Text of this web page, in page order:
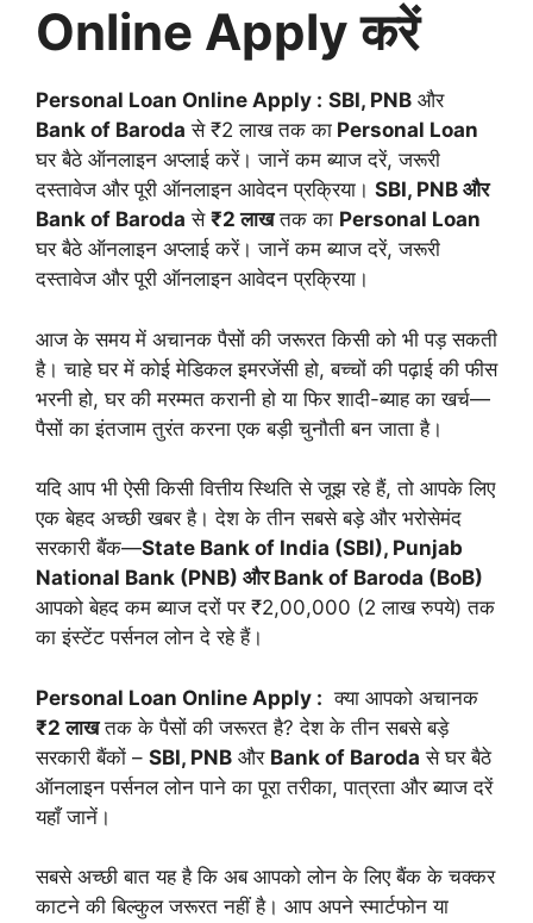
Online Apply करें
Personal Loan Online Apply : SBI, PNB और
Bank of Baroda से ₹2 लाख तक का Personal Loan
घर बैठे ऑनलाइन अप्लाई करें। जानें कम ब्याज दरें, जरूरी
दस्तावेज और पूरी ऑनलाइन आवेदन प्रक्रिया। SBI, PNB और
Bank of Baroda से ₹2 लाखतक का Personal Loan
घर बैठे ऑनलाइन अप्लाई करें। जानें कम ब्याज दरें, जरूरी
दस्तावेज और पूरी ऑनलाइन आवेदन प्रक्रिया।
आज के समय में अचानक पैसों की जरूरत किसी को भी पड़ सकती
है। चाहे घर में कोई मेडिकल इमरजेंसी हो, बच्चों की पढ़ाई की फीस
भरनी हो, घर की मरम्मत करानी हो या फिर शादी-ब्याह का खर्च—
पैसों का इंतजाम तुरंत करना एक बड़ी चुनौती बन जाता है।
यदि आप भी ऐसी किसी वित्तीय स्थिति से जूझ रहे हैं, तो आपके लिए
एक बेहद अच्छी खबर है। देश के तीन सबसे बड़े और भरोसेमंद
सरकारी बैंक—State Bank of India (SBI), Punjab
National Bank (PNB) और Bank of Baroda (BoB)
आपको बेहद कम ब्याज दरों पर ₹2,00,000 (2 लाख रुपये) तक
का इंस्टेंट पर्सनल लोन दे रहे हैं।
Personal Loan Online Apply : क्या आपको अचानक
₹2 लाखतक के पैसों की जरूरत है? देश के तीन सबसे बड़े
सरकारी बैंकों – SBI, PNB और Bank of Baroda से घर बैठे
ऑनलाइन पर्सनल लोन पाने का पूरा तरीका, पात्रता और ब्याज दरें
यहाँ जानें।
सबसे अच्छी बात यह है कि अब आपको लोन के लिए बैंक के चक्कर
काटने की बिल्कुल जरूरत नहीं है। आप अपने स्मार्टफोन या